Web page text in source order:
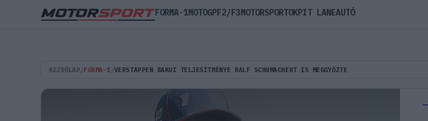
KEZDŐLAP FORMA-1 VERSTAPPEN BAKUI TELJESÍTMÉNYE RALF SCHUMACHERT IS MEGGYŐZTE
FORMA-1MOTOGPF2/F3MOTORSPORTOKPIT LANEAUTÓ